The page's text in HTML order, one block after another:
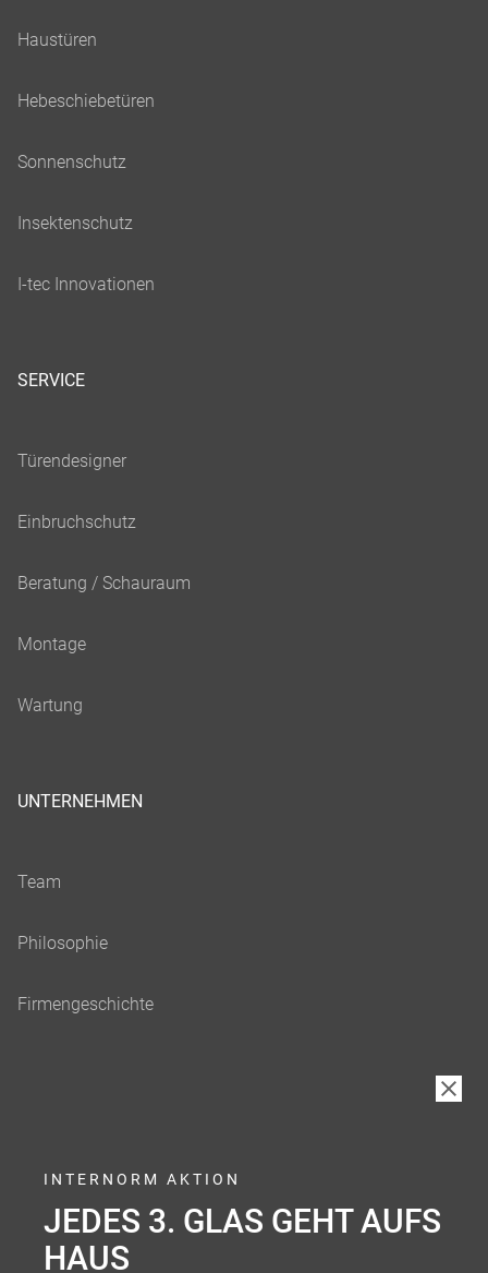
SERVICE
UNTERNEHMEN
INTERNORM AKTION
JEDES 3. GLAS GEHT AUFS
HAUS